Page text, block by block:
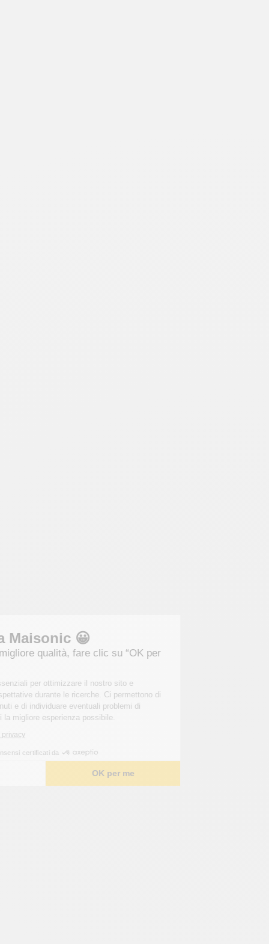
Benvenuti a Maisonic 😀
Per una visita di migliore qualità, fare clic su “OK per
Questi cookie sono essenziali per ottimizzare il nostro sito e
soddisfare le vostre aspettative durante le ricerche. Ci permettono di
personalizzare i contenuti e di individuare eventuali problemi di
navigazione per offrirvi la migliore esperienza possibile.
Leggi l'informativa sulla privacy
Consensi certificati da